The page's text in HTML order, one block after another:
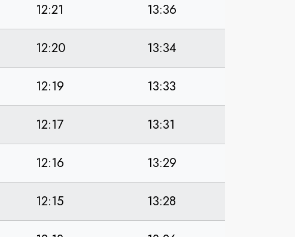
12:21 13:36
12:20 13:34
12:19 13:33
12:17 13:31
12:16 13:29
12:15 13:28